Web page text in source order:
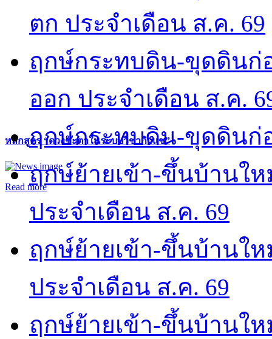
หลักสูตร “ดวงชะตาในระบบวิชากิวแช”
Read more
ตก ประจำเดือน ส.ค. 69
ฤกษ์กระทบดิน-ขุดดินก่
ออก ประจำเดือน ส.ค.
ฤกษ์กระทบดิน-ขุดดินก่
ฤกษ์ย้ายเข้า-ขึ้นบ้านใ
ประจำเดือน ส.ค. 69
ฤกษ์ย้ายเข้า-ขึ้นบ้านใ
ประจำเดือน ส.ค. 69
ฤกษ์ย้ายเข้า-ขึ้นบ้านให